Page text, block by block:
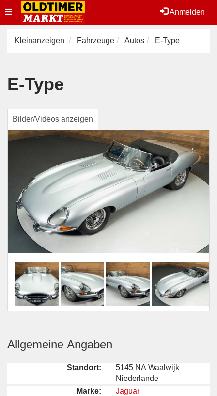
Anmelden
Toggle
navigation
Kleinanzeigen Fahrzeuge Autos E-Type
E-Type
Bilder/Videos anzeigen
Allgemeine Angaben
Standort:
5145 NA Waalwijk
Niederlande
Marke:
Jaguar